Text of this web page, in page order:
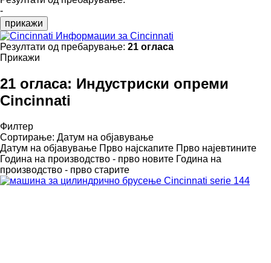
-
прикажи
Информации за Cincinnati
Резултати од пребарување: 21 огласа
Прикажи
21 огласа: Индустриски опреми
Cincinnati
Филтер
Сортирање: Датум на објавување
Датум на објавување Прво најскапите Прво најевтините
Година на производство - прво новите Година на
производство - прво старите